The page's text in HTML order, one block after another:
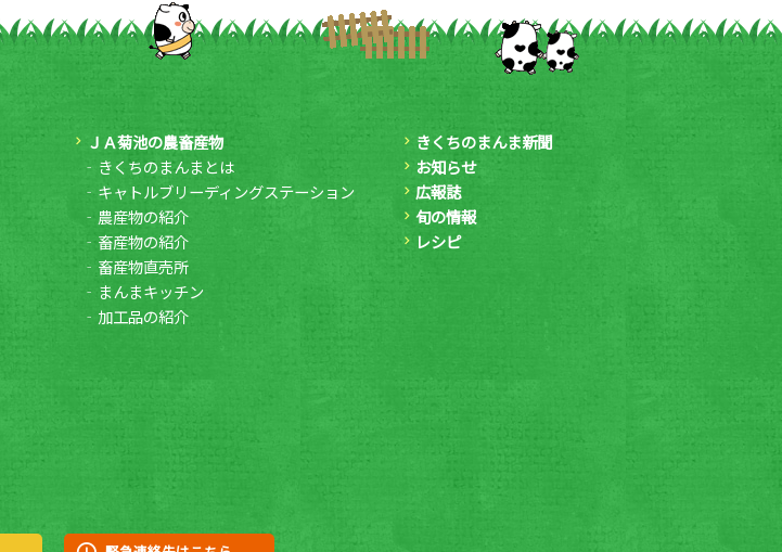
ＪＡ菊池の農畜産物
きくちのまんまとは
キャトルブリーディングステーション
農産物の紹介
畜産物の紹介
畜産物直売所
まんまキッチン
加工品の紹介
きくちのまんま新聞
お知らせ
広報誌
旬の情報
レシピ